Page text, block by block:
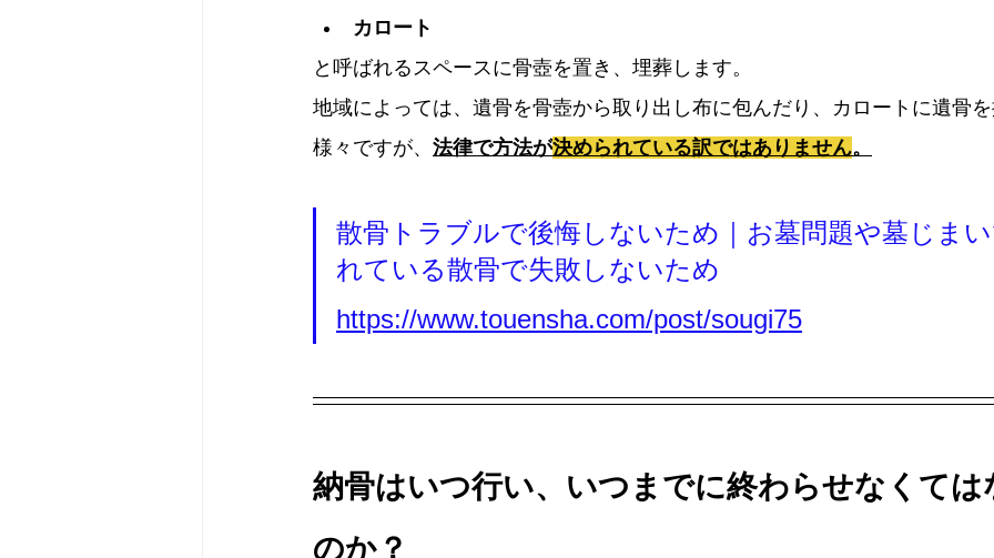
カロート
と呼ばれるスペースに骨壺を置き、埋葬します。
地域によっては、遺骨を骨壺から取り出し布に包んだり、カロートに遺骨
様々ですが、 法律で方法が決められている訳ではありません。
散骨トラブルで後悔しないため｜お墓問題や墓じま
れている散骨で失敗しないため
https://www.touensha.com/post/sougi75
納骨はいつ行い、いつまでに終わらせなくては
のか？